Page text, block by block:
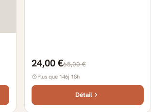
24,00 €65,00 €
Plus que 146j 18h
Détail